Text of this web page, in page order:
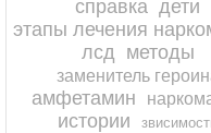
справка дети
этапы лечения
лсд методы
заменитель
амфетамин
истории